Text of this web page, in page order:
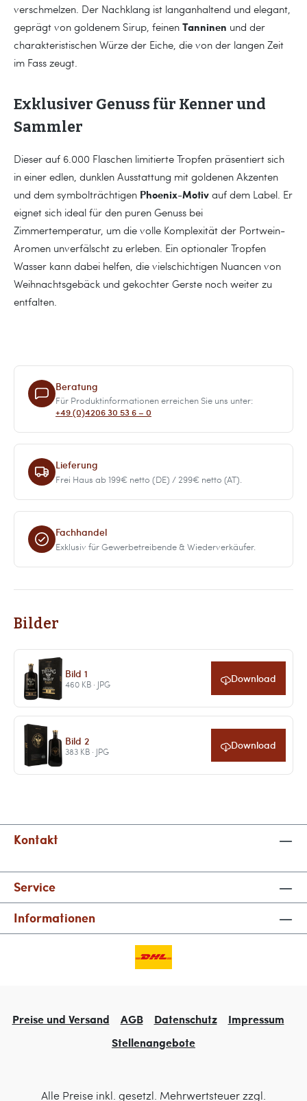
verschmelzen. Der Nachklang ist langanhaltend und elegant,
geprägt von goldenem Sirup, feinen Tanninen und der
charakteristischen Würze der Eiche, die von der langen Zeit
im Fass zeugt.
Exklusiver Genuss für Kenner und
Sammler
Dieser auf 6.000 Flaschen limitierte Tropfen präsentiert sich
in einer edlen, dunklen Ausstattung mit goldenen Akzenten
und dem symbolträchtigen Phoenix-Motiv auf dem Label. Er
eignet sich ideal für den puren Genuss bei
Zimmertemperatur, um die volle Komplexität der Portwein-
Aromen unverfälscht zu erleben. Ein optionaler Tropfen
Wasser kann dabei helfen, die vielschichtigen Nuancen von
Weihnachtsgebäck und gekochter Gerste noch weiter zu
entfalten.
Beratung
Für Produktinformationen erreichen Sie uns unter:
+49 (0)4206 30 53 6 – 0
Lieferung
Frei Haus ab 199€ netto (DE) / 299€ netto (AT).
Fachhandel
Exklusiv für Gewerbetreibende & Wiederverkäufer.
Bilder
Bild 1
460 KB · JPG Download
Bild 2
383 KB · JPG Download
Kontakt
Service
Informationen
Preise und Versand AGB Datenschutz
Impressum
Stellenangebote
Alle Preise inkl. gesetzl. Mehrwertsteuer zzgl.